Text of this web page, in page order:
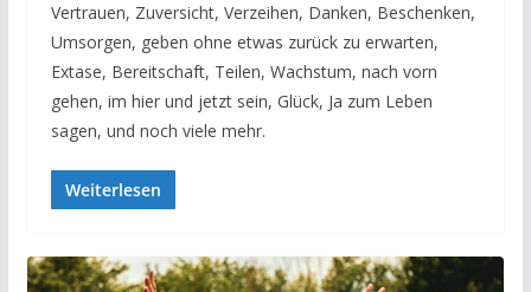
Vertrauen, Zuversicht, Verzeihen, Danken, Beschenken,
Umsorgen, geben ohne etwas zurück zu erwarten,
Extase, Bereitschaft, Teilen, Wachstum, nach vorn
gehen, im hier und jetzt sein, Glück, Ja zum Leben
sagen, und noch viele mehr.
Weiterlesen